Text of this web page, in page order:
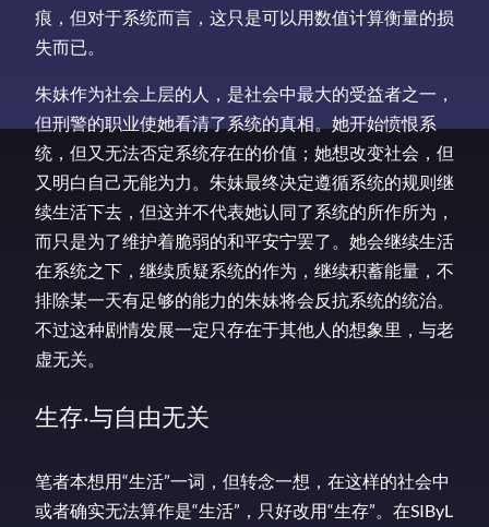
痕，但对于系统而言，这只是可以用数值计算衡量的损
失而已。
朱妹作为社会上层的人，是社会中最大的受益者之一，
但刑警的职业使她看清了系统的真相。她开始愤恨系
统，但又无法否定系统存在的价值；她想改变社会，但
又明白自己无能为力。朱妹最终决定遵循系统的规则继
续生活下去，但这并不代表她认同了系统的所作所为，
而只是为了维护着脆弱的和平安宁罢了。她会继续生活
在系统之下，继续质疑系统的作为，继续积蓄能量，不
排除某一天有足够的能力的朱妹将会反抗系统的统治。
不过这种剧情发展一定只存在于其他人的想象里，与老
虚无关。
生存·与自由无关
笔者本想用“生活”一词，但转念一想，在这样的社会中
或者确实无法算作是“生活”，只好改用“生存”。在SIByL